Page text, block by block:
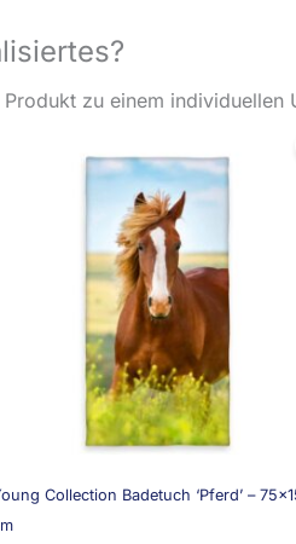
zu einem individuellen
Collection Badetuch ‘Pferd’ –